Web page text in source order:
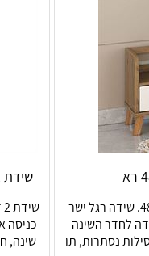
שידה לחדר השינה דגם 484. שידה רגל ישר
לחדר השינה
נסתרות, תו
שידת 2 דלתות נעמי, רהיטי יראון, 385
כניסה
שינה,